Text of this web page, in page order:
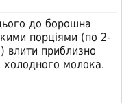
до борошна
порціями (по 2-
влити приблизно
холодного молока.